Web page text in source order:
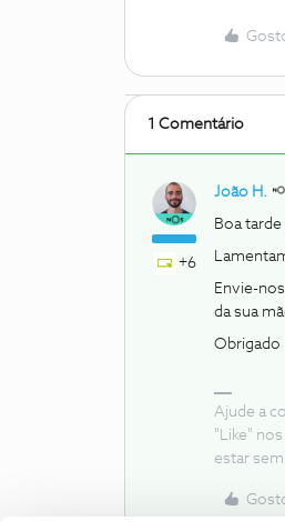
1 Comentário
+6
João H.
Boa tarde
Envie-
da sua
Obrigado
Ajude a
"Like"
estar